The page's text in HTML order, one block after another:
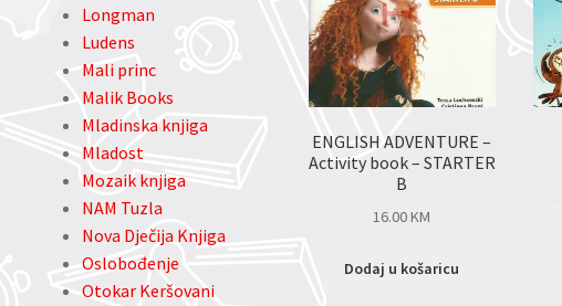
Longman
Ludens
Mali princ
Malik Books
Mladinska knjiga
Mladost
Mozaik knjiga
NAM Tuzla
Nova Dječija Knjiga
Oslobođenje
Otokar Keršovani
ENGLISH ADVENTURE –
Activity book – STARTER
B
16.00KM
Dodaj u košaricu